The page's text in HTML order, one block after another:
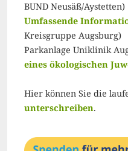
BUND Neusäß/Aystetten)
Umfassende
Kreisgruppe Augsburg)
Parkanlage Uniklinik
eines ökologischen
Hier können Sie die
unterschreiben.